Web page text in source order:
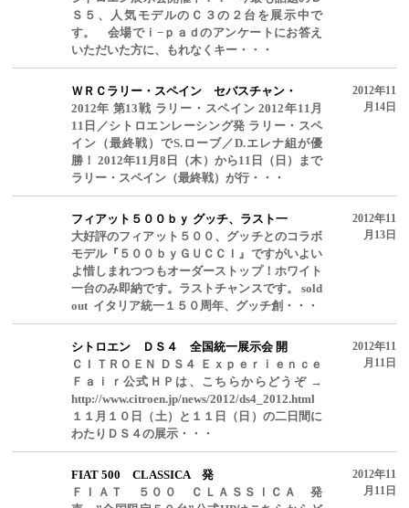
Ｓ５、人気モデルのＣ３の２台を展示中で
す。 会場でｉ−ｐａｄのアンケートにお答え
いただいた方に、もれなくキー・・・
ＷＲＣラリー・スペイン セバスチャン・
2012年 第13戦 ラリー・スペイン 2012年11月
11日／シトロエンレーシング発 ラリー・スペ
イン（最終戦）でS.ローブ／D.エレナ組が優
勝！ 2012年11月8日（木）から11日（日）まで
ラリー・スペイン（最終戦）が行・・・
2012年11
月14日
フィアット５００ｂｙ グッチ、ラスト一
大好評のフィアット５００、グッチとのコラボ
モデル『５００ｂｙＧＵＣＣＩ』ですがいよい
よ惜しまれつつもオーダーストップ！ホワイト
一台のみ即納です。ラストチャンスです。 sold
out イタリア統一１５０周年、グッチ創・・・
2012年11
月13日
シトロエン ＤＳ４ 全国統一展示会 開
ＣＩＴＲＯＥＮ ＤＳ４ Ｅｘｐｅｒｉｅｎｃｅ
Ｆａｉｒ公式ＨＰは、こちらからどうぞ →
http://www.citroen.jp/news/2012/ds4_2012.html
１１月１０日（土）と１１日（日）の二日間に
わたりＤＳ４の展示・・・
2012年11
月11日
FIAT 500 CLASSICA 発
ＦＩＡＴ ５００ ＣＬＡＳＳＩＣＡ 発
2012年11
月11日